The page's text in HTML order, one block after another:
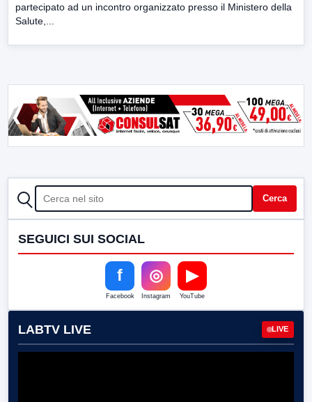
partecipato ad un incontro organizzato presso il Ministero della
Salute,...
CERCA Cerca
SEGUICI SUI SOCIAL
f
Facebook
◎
Instagram
▶
YouTube
LABTV LIVE LIVE